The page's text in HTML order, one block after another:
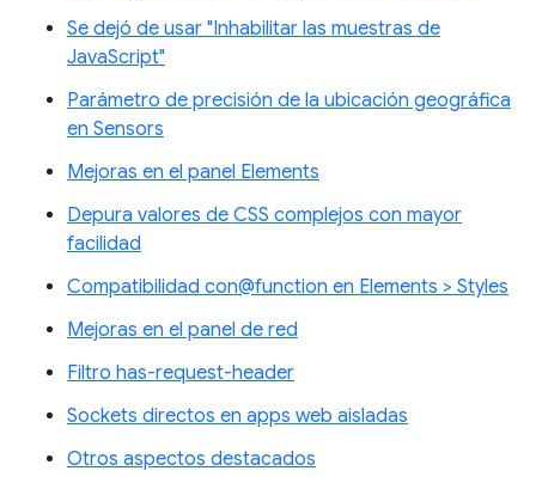
Se dejó de usar "Inhabilitar las muestras de
JavaScript"
Parámetro de precisión de la ubicación geográfica
en Sensors
Mejoras en el panel Elements
Depura valores de CSS complejos con mayor
facilidad
Compatibilidad con@function en Elements > Styles
Mejoras en el panel de red
Filtro has-request-header
Sockets directos en apps web aisladas
Otros aspectos destacados